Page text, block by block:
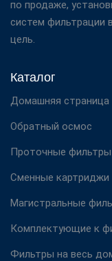
по продаже,
систем
цель.
Каталог
Домашняя страница
Обратный осмос
Проточные фильтры
Сменные картриджи
Магистральные
Комплектующие к
Фильтры на весь